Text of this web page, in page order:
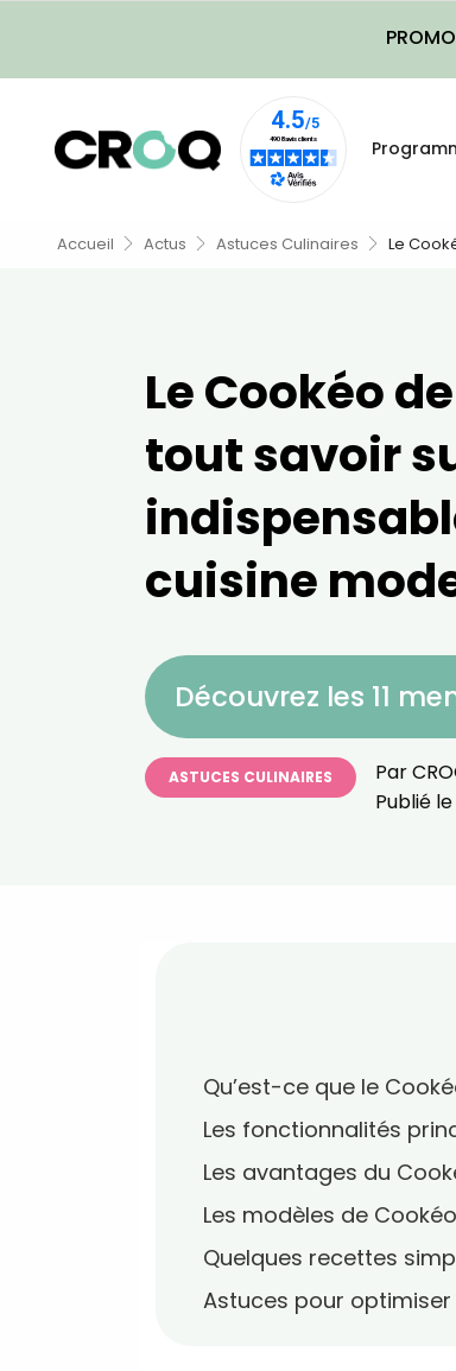
Accueil Actus Astuces Culinaires Le
Le Cookéo
tout savoir
cuisine
Découvrez les 11
ASTUCES CULINAIRES Par
Publié le
Qu’est-ce que le
Les fonctionnalités
Les avantages du
Les modèles de
Quelques recettes
Astuces pour optimiser